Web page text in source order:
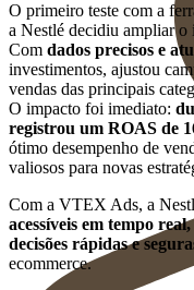
O primeiro teste com a
a Nestlé decidiu ampliar
Com dados precisos e
investimentos, ajustou
vendas das principais
O impacto foi imediato:
registrou um ROAS de
ótimo desempenho de
valiosos para novas
Com a VTEX Ads, a
acessíveis em tempo
decisões rápidas e
ecommerce.